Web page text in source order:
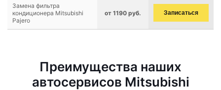
Замена фильтра
кондиционера Mitsubishi
Pajero
от 1190 руб. Записаться
Преимущества наших
автосервисов Mitsubishi